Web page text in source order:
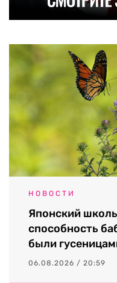
НОВОСТИ
Японский
способность
были
06.08.2026 / 20:59